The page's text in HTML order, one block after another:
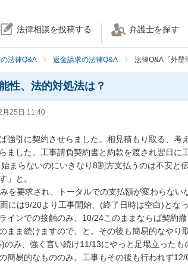
法律相談を投稿する 弁護士を探す
法律Q&A 返金請求の法律Q&A 法律Q&A「外壁
性、法的対処法は？
月25日 11:40
強引に契約させらました。相見積もり取る、考
ました。工事請負契約書と約款を渡され翌日に
まらないのにいきなり8割方支払うのは不安と
」と。
を要求され、トータルでの支払額が変わらない
には9/20より工事開始、(終了日時は空白)とな
インでの接触のみ、10/24このままならば契約撤
まま続けますので、と。その後も簡易的なやり
み、強く言い続け11/13にやっと足場立ったも
簡易的なもののみ。工事もその後も行われず12/